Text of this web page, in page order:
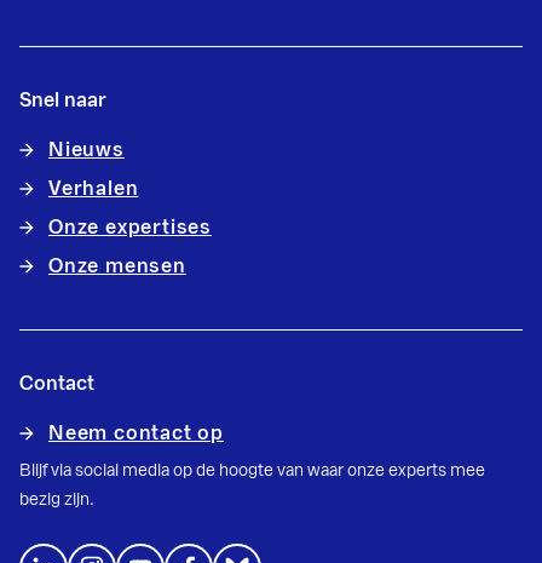
Snel naar
Nieuws
Verhalen
Onze expertises
Onze mensen
Contact
Neem contact op
Blijf via social media op de hoogte van waar onze experts mee
bezig zijn.